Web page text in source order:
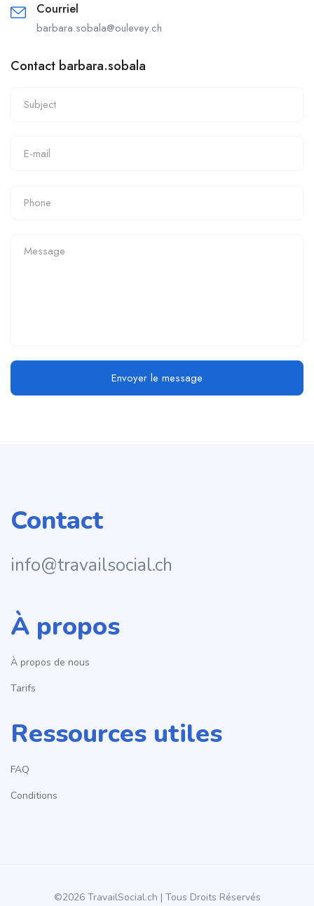
Courriel
barbara.sobala@oulevey.ch
Contact barbara.sobala
Envoyer le message
Contact
info@travailsocial.ch
À propos
À propos de nous
Tarifs
Ressources utiles
FAQ
Conditions
©2026 TravailSocial.ch | Tous Droits Réservés